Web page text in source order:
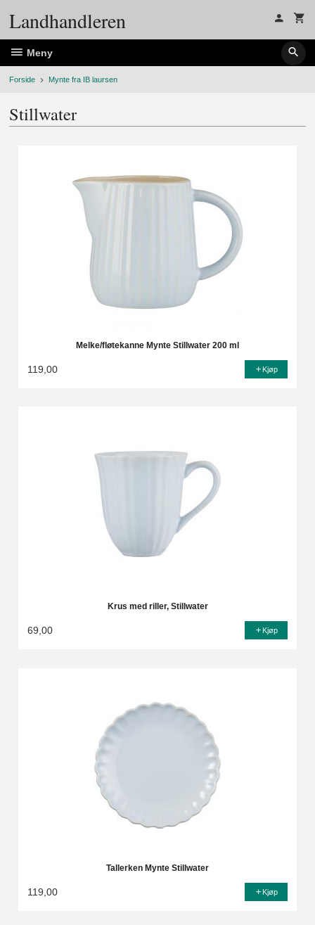
Landhandleren
Meny
Forside Mynte fra IB laursen
Stillwater
Melke/fløtekanne Mynte Stillwater 200 ml
119,00 Kjøp
Krus med riller, Stillwater
69,00 Kjøp
Tallerken Mynte Stillwater
119,00 Kjøp